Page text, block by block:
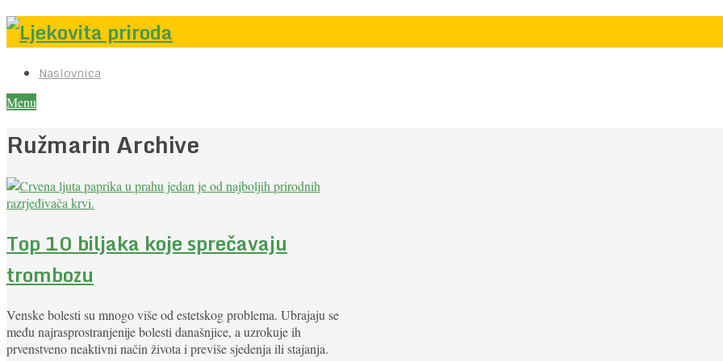
Naslovnica
Menu
Ružmarin Archive
Top 10 biljaka koje sprečavaju
trombozu
Venske bolesti su mnogo više od estetskog problema. Ubrajaju se
među najrasprostranjenije bolesti današnjice, a uzrokuje ih
prvenstveno neaktivni način života i previše sjedenja ili stajanja.